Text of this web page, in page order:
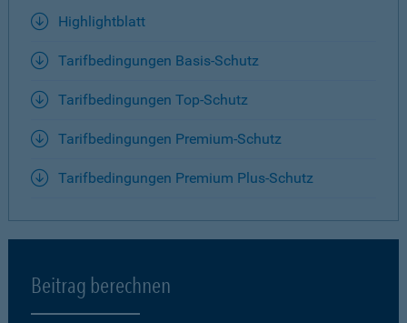
Highlightblatt
Tarifbedingungen Basis-Schutz
Tarifbedingungen Top-Schutz
Tarifbedingungen Premium-Schutz
Tarifbedingungen Premium Plus-Schutz
Beitrag berechnen